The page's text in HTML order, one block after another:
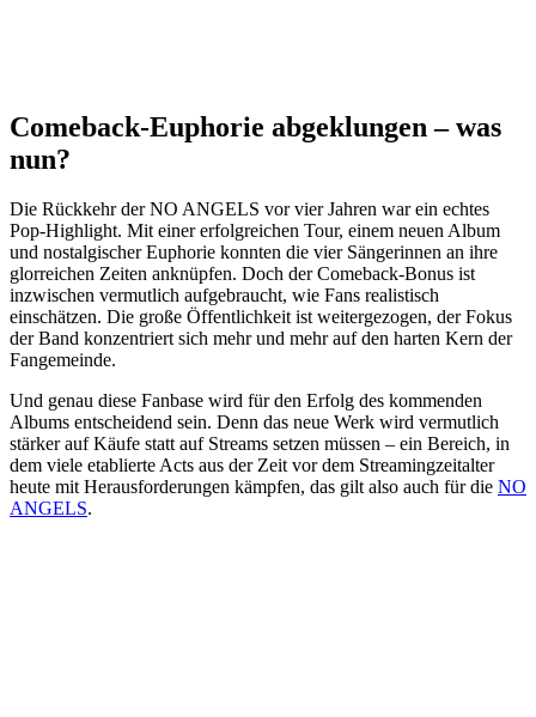
Comeback-Euphorie abgeklungen – was
nun?
Die Rückkehr der NO ANGELS vor vier Jahren war ein echtes
Pop-Highlight. Mit einer erfolgreichen Tour, einem neuen Album
und nostalgischer Euphorie konnten die vier Sängerinnen an ihre
glorreichen Zeiten anknüpfen. Doch der Comeback-Bonus ist
inzwischen vermutlich aufgebraucht, wie Fans realistisch
einschätzen. Die große Öffentlichkeit ist weitergezogen, der Fokus
der Band konzentriert sich mehr und mehr auf den harten Kern der
Fangemeinde.
Und genau diese Fanbase wird für den Erfolg des kommenden
Albums entscheidend sein. Denn das neue Werk wird vermutlich
stärker auf Käufe statt auf Streams setzen müssen – ein Bereich, in
dem viele etablierte Acts aus der Zeit vor dem Streamingzeitalter
heute mit Herausforderungen kämpfen, das gilt also auch für die NO
ANGELS.